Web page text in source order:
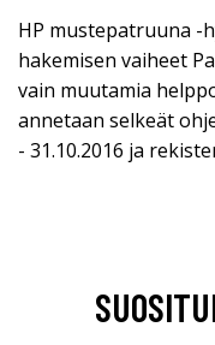
HP mustepatruuna -
hakemisen vaiheet
vain muutamia
annetaan selkeät
- 31.10.2016 ja